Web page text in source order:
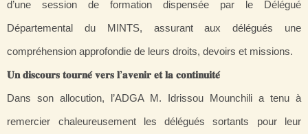
d’une session de formation dispensée par le Délégué
Départemental du MINTS, assurant aux délégués une
compréhension approfondie de leurs droits, devoirs et missions.
𝐔𝐧𝐝𝐢𝐬𝐜𝐨𝐮𝐫𝐬𝐭𝐨𝐮𝐫𝐧𝐞́𝐯𝐞𝐫𝐬𝐥’𝐚𝐯𝐞𝐧𝐢𝐫𝐞𝐭𝐥𝐚𝐜𝐨𝐧𝐭𝐢𝐧𝐮𝐢𝐭𝐞́
Dans son allocution, l’ADGA M. Idrissou Mounchili a tenu à
remercier chaleureusement les délégués sortants pour leur